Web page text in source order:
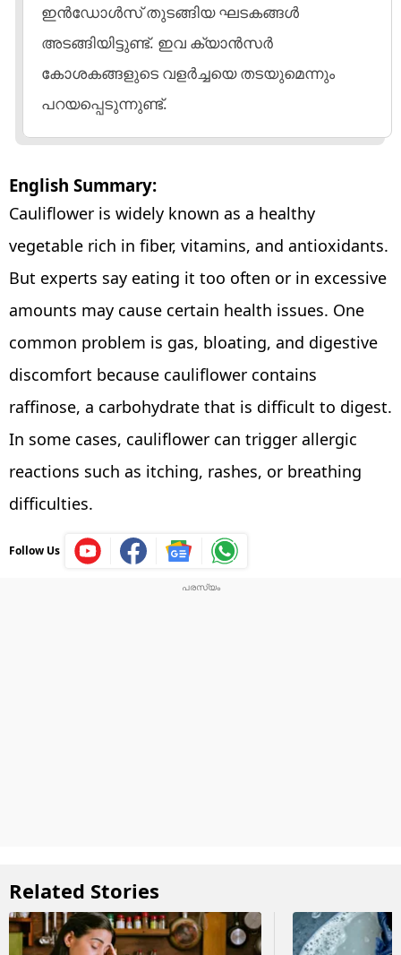
ഇൻഡോൾസ് തുടങ്ങിയ ഘടകങ്ങൾ
അടങ്ങിയിട്ടുണ്ട്. ഇവ ക്യാൻസർ
കോശകങ്ങളുടെ വളർച്ചയെ തടയുമെന്നും
പറയപ്പെടുന്നുണ്ട്.
English Summary:
Cauliflower is widely known as a healthy
vegetable rich in fiber, vitamins, and antioxidants.
But experts say eating it too often or in excessive
amounts may cause certain health issues. One
common problem is gas, bloating, and digestive
discomfort because cauliflower contains
raffinose, a carbohydrate that is difficult to digest.
In some cases, cauliflower can trigger allergic
reactions such as itching, rashes, or breathing
difficulties.
Follow Us
Related Stories